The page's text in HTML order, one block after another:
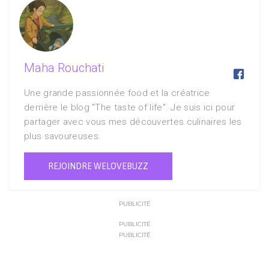
Maha Rouchati 
Une grande passionnée food et la créatrice
derrière le blog "The taste of life". Je suis ici pour
partager avec vous mes découvertes culinaires les
plus savoureuses.
REJOINDRE WELOVEBUZZ
PUBLICITÉ
PUBLICITÉ
PUBLICITÉ